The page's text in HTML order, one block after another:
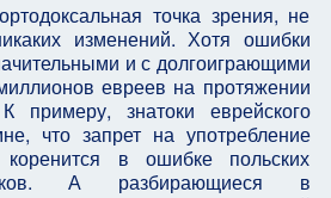
точка зрения, не
изменений. Хотя ошибки
и с долгоиграющими
евреев на протяжении
примеру, знатоки еврейского
что запрет на употребление
коренится в ошибке польских
А разбирающиеся в